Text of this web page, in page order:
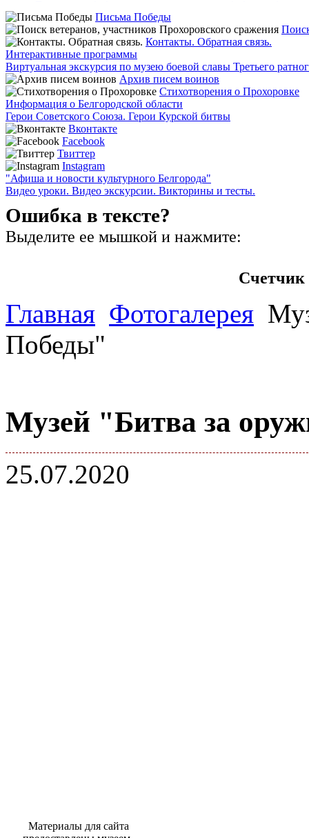
Письма Победы
Контакты. Обратная связь.
Интерактивные программы
Виртуальная экскурсия по музею боевой славы Третьего
Архив писем воинов
Стихотворения о Прохоровке
Информация о Белгородской области
Герои Советского Союза. Герои Курской битвы
Вконтакте
Facebook
Твиттер
Instagram
"Афиша и новости культурного Белгорода"
Видео уроки. Видео экскурсии. Викторины и тесты.
Ошибка в тексте?
Выделите ее мышкой и нажмите:
Счетчик
Главная Фотогалерея
Победы"
Музей "Битва за
25.07.2020
Материалы для сайта